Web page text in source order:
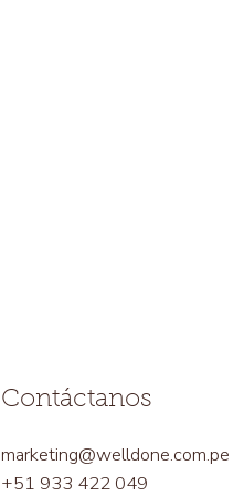
marketing@welldone.com.pe
+51 933 422 049
Contáctanos